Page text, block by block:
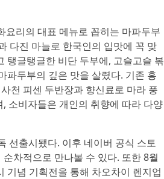
요리의 대표 메뉴로 꼽히는 마파두부
다진 마늘로 한국인의 입맛에 꼭 맞
탱글탱글한 비단 두부에, 고슬고슬 볶
파두부의 깊은 맛을 살렸다. 기존 홍
천 피센 두반장과 향신료로 마라 풍
, 소비자들은 개인의 취향에 따라 다양
선출시됐다. 이후 네이버 공식 스토
차적으로 만나볼 수 있다. 또한 8월
기념 기획전을 통해 차오차이 렌지업